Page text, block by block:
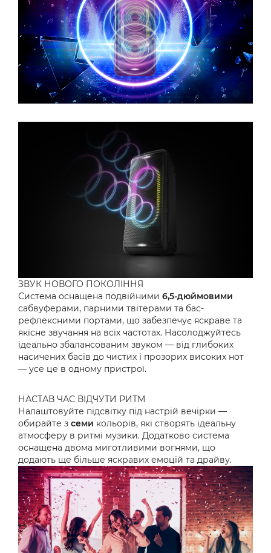
ЗВУК НОВОГО ПОКОЛІННЯ
Система оснащена подвійними 6,5-дюймовими
сабвуферами, парними твітерами та бас-
рефлексними портами, що забезпечує яскраве та
якісне звучання на всіх частотах. Насолоджуйтесь
ідеально збалансованим звуком — від глибоких
насичених басів до чистих і прозорих високих нот
— усе це в одному пристрої.
НАСТАВ ЧАС ВІДЧУТИ РИТМ
Налаштовуйте підсвітку під настрій вечірки —
обирайте з семи кольорів, які створять ідеальну
атмосферу в ритмі музики. Додатково система
оснащена двома миготливими вогнями, що
додають ще більше яскравих емоцій та драйву.